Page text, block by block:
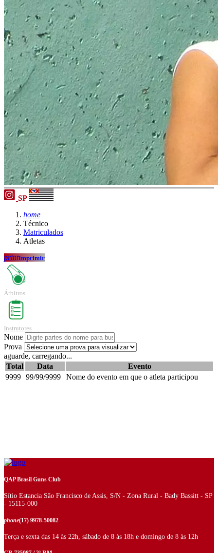
SP
home
Técnico
Matriculados
Atletas
printImprimir
Árbitros
Instrutores
Nome
Prova
aguarde, carregando...
Total
Data
Evento
9999 99/99/9999 Nome do evento em que o atleta participou
QAP Brasil Guns Club
Sítio Estancia São Francisco de Assis, S/N - Zona Rural - Bady Bassitt - SP
- 15115-000
phone(17) 9978-50082
Terça e sexta das 14 às 22h, sábado de 8 às 18h e domingo de 8 às 12h